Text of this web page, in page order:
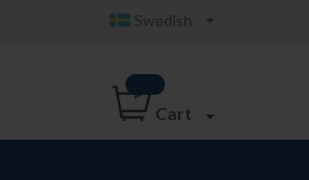
Swedish
Cart